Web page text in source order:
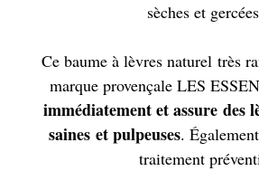
sèches et
Ce baume à lèvres naturel très
marque provençale LES
immédiatement et assure des
saines et pulpeuses.
traitement